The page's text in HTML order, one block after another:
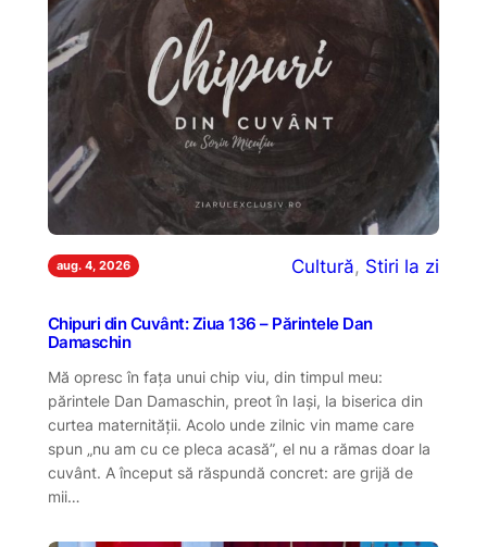
aug. 4, 2026 Cultură, Stiri la zi
Chipuri din Cuvânt: Ziua 136 – Părintele Dan
Damaschin
Mă opresc în fața unui chip viu, din timpul meu:
părintele Dan Damaschin, preot în Iași, la biserica din
curtea maternității. Acolo unde zilnic vin mame care
spun „nu am cu ce pleca acasă”, el nu a rămas doar la
cuvânt. A început să răspundă concret: are grijă de
mii…